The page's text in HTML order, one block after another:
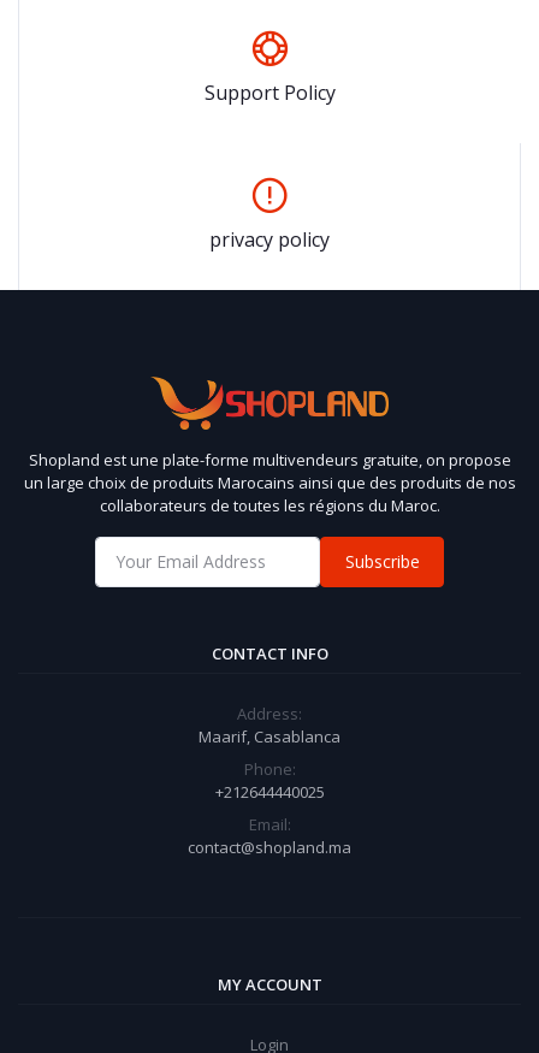
Support Policy
privacy policy
Shopland est une plate-forme multivendeurs gratuite, on propose
un large choix de produits Marocains ainsi que des produits de nos
collaborateurs de toutes les régions du Maroc.
Subscribe
CONTACT INFO
Address:
Maarif, Casablanca
Phone:
+212644440025
Email:
contact@shopland.ma
MY ACCOUNT
Login